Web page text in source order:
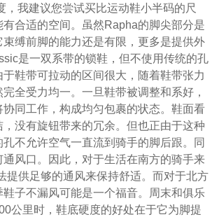
，我建议您尝试买比运动鞋小半码的尺
合适的空间。虽然Rapha的脚尖部分是
束缚前脚的能力还是有限，更多是提供外
是一双系带的锁鞋，但不使用传统的孔
于鞋带可拉动的区间很大，随着鞋带张力
全受力均一。一旦鞋带被调整和系好，
同工作，构成均匀包裹的状态。鞋面看
，没有旋钮带来的冗余。但也正由于这种
不允许空气一直流到骑手的脚后跟。同
风口。因此，对于生活在南方的骑手来
提供足够的通风来保持舒适。而对于北方
鞋子不漏风可能是一个福音。周末和俱乐
公里时，鞋底硬度的好处在于它为脚提